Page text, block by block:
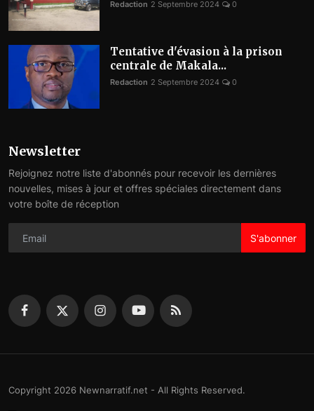
Redaction 2 Septembre 2024 0
Tentative d'évasion à la prison
centrale de Makala...
Redaction 2 Septembre 2024 0
Newsletter
Rejoignez notre liste d'abonnés pour recevoir les dernières
nouvelles, mises à jour et offres spéciales directement dans
votre boîte de réception
S'abonner
Copyright 2026 Newnarratif.net - All Rights Reserved.